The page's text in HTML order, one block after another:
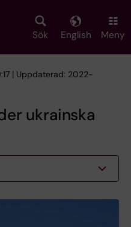
Sök English Meny
| Uppdaterad: 2022-
ukrainska